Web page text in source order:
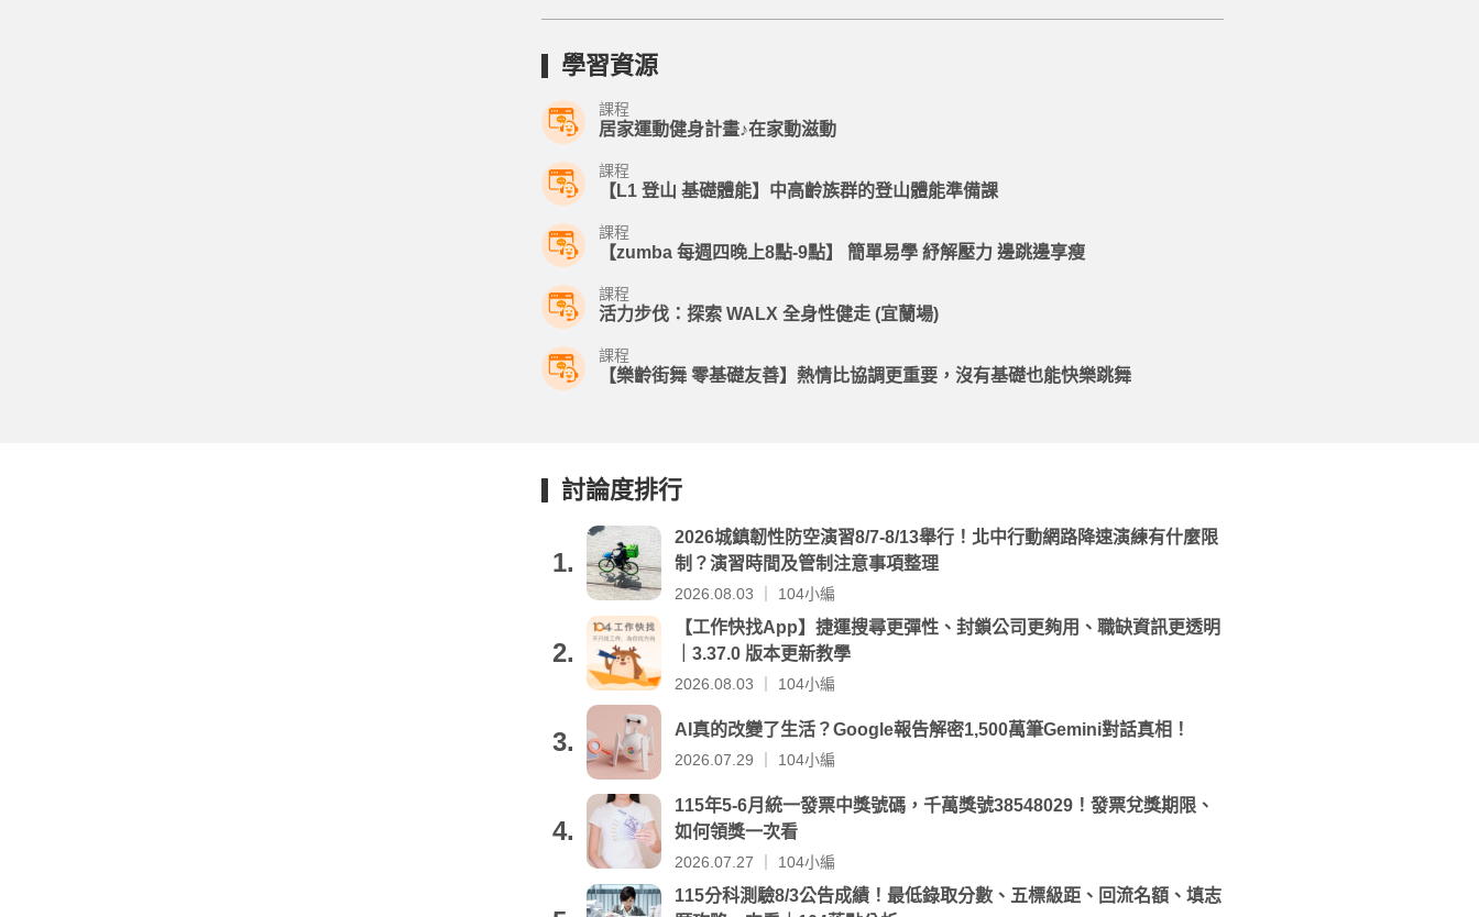
學習資源
課程
居家運動健身計畫♪在家動滋動
課程
【L1 登山 基礎體能】中高齡族群的登山體能準備課
課程
【zumba 每週四晚上8點-9點】 簡單易學 紓解壓力 邊跳邊享瘦
課程
活力步伐：探索 WALX 全身性健走 (宜蘭場)
課程
【樂齡街舞 零基礎友善】熱情比協調更重要，沒有基礎也能快樂跳舞
討論度排行
1.
2026城鎮韌性防空演習8/7-8/13舉行！北中行動網路降速演練有什麼限
制？演習時間及管制注意事項整理
2026.08.03 ｜ 104小編
2.
【工作快找App】捷運搜尋更彈性、封鎖公司更夠用、職缺資訊更透明
｜3.37.0 版本更新教學
2026.08.03 ｜ 104小編
3. AI真的改變了生活？Google報告解密1,500萬筆Gemini對話真相！
2026.07.29 ｜ 104小編
4.
115年5-6月統一發票中獎號碼，千萬獎號38548029！發票兌獎期限、
如何領獎一次看
2026.07.27 ｜ 104小編
115分科測驗8/3公告成績！最低錄取分數、五標級距、回流名額、填志